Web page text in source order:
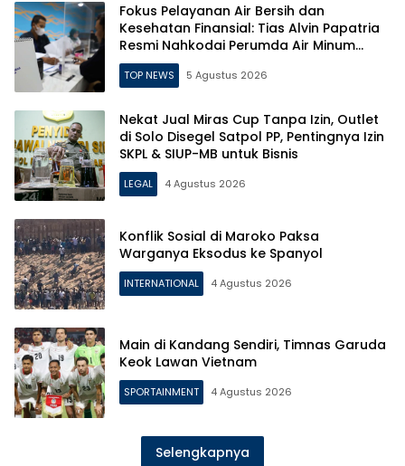
Fokus Pelayanan Air Bersih dan
Kesehatan Finansial: Tias Alvin Papatria
Resmi Nahkodai Perumda Air Minum
Surabaya
TOP NEWS 5 Agustus 2026
Nekat Jual Miras Cup Tanpa Izin, Outlet
di Solo Disegel Satpol PP, Pentingnya Izin
SKPL & SIUP-MB untuk Bisnis
LEGAL 4 Agustus 2026
Konflik Sosial di Maroko Paksa
Warganya Eksodus ke Spanyol
INTERNATIONAL 4 Agustus 2026
Main di Kandang Sendiri, Timnas Garuda
Keok Lawan Vietnam
SPORTAINMENT 4 Agustus 2026
Selengkapnya